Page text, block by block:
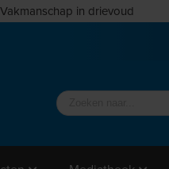
in drievoud